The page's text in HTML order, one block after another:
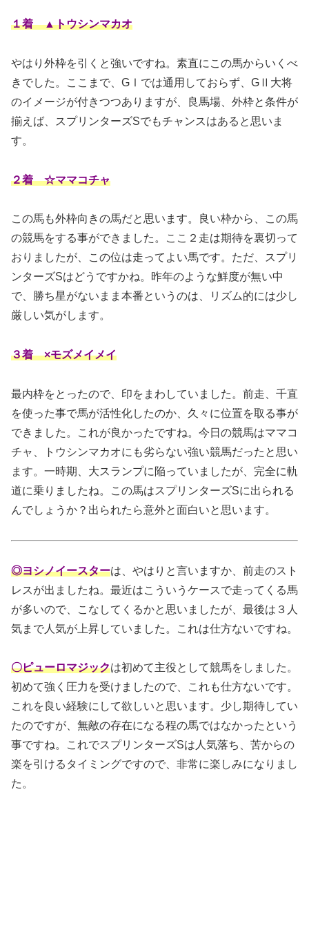
１着 ▲トウシンマカオ
やはり外枠を引くと強いですね。素直にこの馬からいくべ
きでした。ここまで、GⅠでは通用しておらず、GⅡ大将
のイメージが付きつつありますが、良馬場、外枠と条件が
揃えば、スプリンターズSでもチャンスはあると思いま
す。
２着 ☆ママコチャ
この馬も外枠向きの馬だと思います。良い枠から、この馬
の競馬をする事ができました。ここ２走は期待を裏切って
おりましたが、この位は走ってよい馬です。ただ、スプリ
ンターズSはどうですかね。昨年のような鮮度が無い中
で、勝ち星がないまま本番というのは、リズム的には少し
厳しい気がします。
３着 ×モズメイメイ
最内枠をとったので、印をまわしていました。前走、千直
を使った事で馬が活性化したのか、久々に位置を取る事が
できました。これが良かったですね。今日の競馬はママコ
チャ、トウシンマカオにも劣らない強い競馬だったと思い
ます。一時期、大スランプに陥っていましたが、完全に軌
道に乗りましたね。この馬はスプリンターズSに出られる
んでしょうか？出られたら意外と面白いと思います。
◎ヨシノイースターは、やはりと言いますか、前走のスト
レスが出ましたね。最近はこういうケースで走ってくる馬
が多いので、こなしてくるかと思いましたが、最後は３人
気まで人気が上昇していました。これは仕方ないですね。
〇ピューロマジックは初めて主役として競馬をしました。
初めて強く圧力を受けましたので、これも仕方ないです。
これを良い経験にして欲しいと思います。少し期待してい
たのですが、無敵の存在になる程の馬ではなかったという
事ですね。これでスプリンターズSは人気落ち、苦からの
楽を引けるタイミングですので、非常に楽しみになりまし
た。